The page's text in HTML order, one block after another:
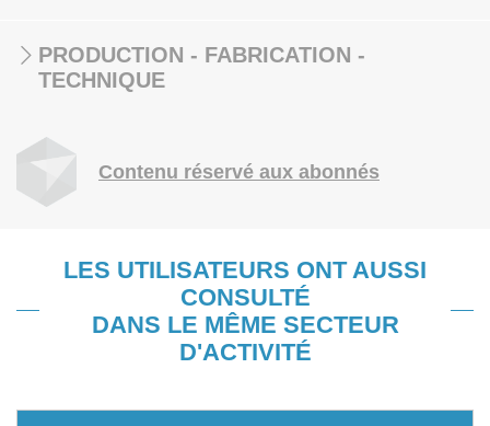
PRODUCTION - FABRICATION -
TECHNIQUE
Contenu réservé aux abonnés
LES UTILISATEURS ONT AUSSI
CONSULTÉ
DANS LE MÊME SECTEUR
D'ACTIVITÉ